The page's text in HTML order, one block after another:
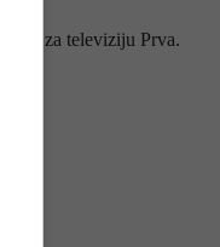
za televiziju Prva.